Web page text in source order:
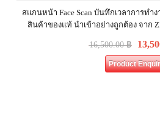
สแกนหน้า Face Scan บันทึกเวลาการทำ
สินค้าของแท้ นำเข้าอย่างถูกต้อง จาก
16,500.00฿
Product